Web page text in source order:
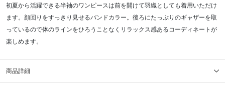
初夏から活躍できる半袖のワンピースは前を開けて羽織としても着用いただけ
ます。顔回りをすっきり見せるバンドカラー。後ろにたっぷりのギャザーを取
っているので体のラインをひろうことなくリラックス感あるコーディネートが
楽しめます。
商品詳細